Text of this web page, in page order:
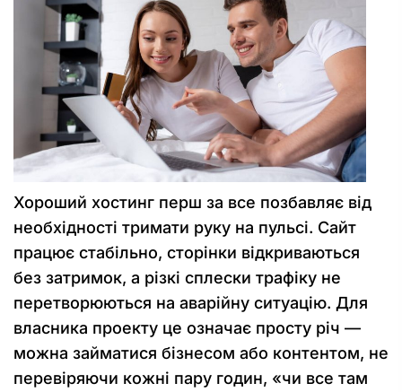
Хороший хостинг перш за все позбавляє від
необхідності тримати руку на пульсі. Сайт
працює стабільно, сторінки відкриваються
без затримок, а різкі сплески трафіку не
перетворюються на аварійну ситуацію. Для
власника проекту це означає просту річ —
можна займатися бізнесом або контентом, не
перевіряючи кожні пару годин, «чи все там